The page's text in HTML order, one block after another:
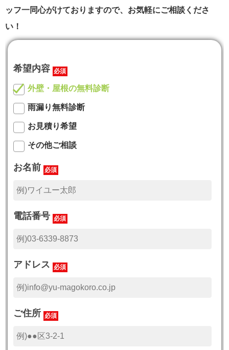
ッフ一同心がけておりますので、お気軽にご相談くださ
い！
希望内容 必須
外壁・屋根の無料診断
雨漏り無料診断
お見積り希望
その他ご相談
お名前 必須
電話番号 必須
アドレス 必須
ご住所 必須